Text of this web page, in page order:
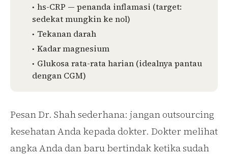
hs-CRP — penanda inflamasi (target:
sedekat mungkin ke nol)
Tekanan darah
Kadar magnesium
Glukosa rata-rata harian (idealnya pantau
dengan CGM)
Pesan Dr. Shah sederhana: jangan outsourcing
kesehatan Anda kepada dokter. Dokter melihat
angka Anda dan baru bertindak ketika sudah